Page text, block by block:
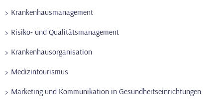
Krankenhausmanagement
Risiko- und Qualitätsmanagement
Krankenhausorganisation
Medizintourismus
Marketing und Kommunikation in Gesundheitseinrichtungen